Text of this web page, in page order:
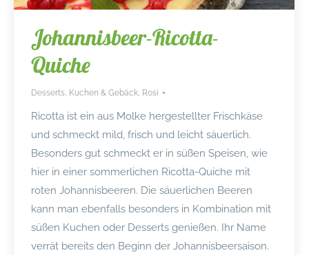
Johannisbeer-Ricotta-
Quiche
Desserts Kuchen & Gebäck Rosi
Ricotta ist ein aus Molke hergestellter Frischkäse
und schmeckt mild, frisch und leicht säuerlich.
Besonders gut schmeckt er in süßen Speisen, wie
hier in einer sommerlichen Ricotta-Quiche mit
roten Johannisbeeren. Die säuerlichen Beeren
kann man ebenfalls besonders in Kombination mit
süßen Kuchen oder Desserts genießen. Ihr Name
verrät bereits den Beginn der Johannisbeersaison.